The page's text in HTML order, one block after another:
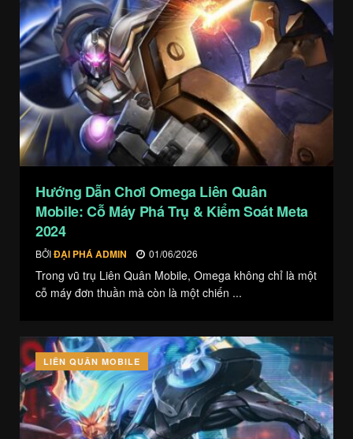
Hướng Dẫn Chơi Omega Liên Quân
Mobile: Cỗ Máy Phá Trụ & Kiểm Soát Meta
2024
BỞIĐẠI PHÁ ADMIN 01/06/2026
Trong vũ trụ Liên Quân Mobile, Omega không chỉ là một
cỗ máy đơn thuần mà còn là một chiến ...
LIÊN QUÂN MOBILE